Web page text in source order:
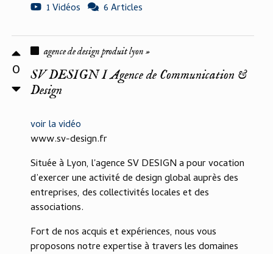
1 Vidéos
6 Articles
0
agence de design produit lyon »
SV DESIGN I Agence de Communication &
Design
voir la vidéo
www.sv-design.fr
Située à Lyon, l'agence SV DESIGN a pour vocation
d’exercer une activité de design global auprès des
entreprises, des collectivités locales et des
associations.
Fort de nos acquis et expériences, nous vous
proposons notre expertise à travers les domaines